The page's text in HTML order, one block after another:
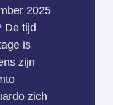
2025
De tijd
is
zijn
zich